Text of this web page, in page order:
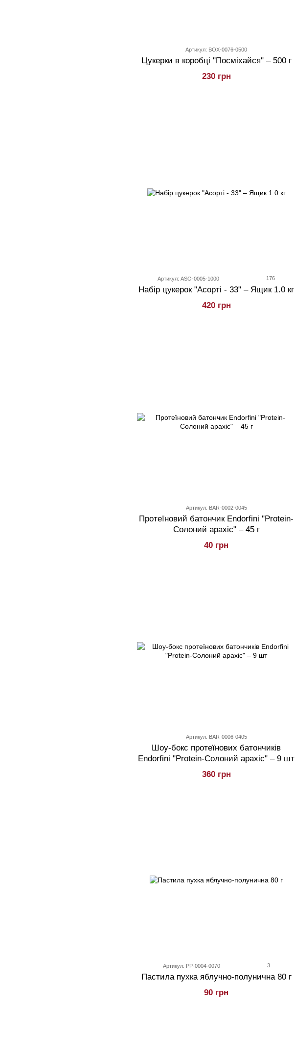
Артикул: BOX-0076-0500
Цукерки в коробці "Посміхайся" – 500 г
230 грн
Артикул: ASO-0005-1000 176
Набiр цукерок "Асорті - 33" – Ящик 1.0 кг
420 грн
Артикул: BAR-0002-0045
Протеїновий батончик Endorfini "Protein-
Солоний арахіс" – 45 г
40 грн
Артикул: BAR-0006-0405
Шоу-бокс протеїнових батончиків
Endorfini "Protein-Солоний арахіс" – 9 шт
360 грн
Артикул: PP-0004-0070 3
Пастила пухка яблучно-полунична 80 г
90 грн